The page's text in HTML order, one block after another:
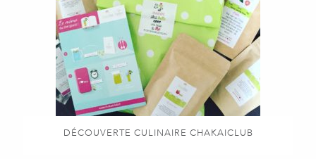
DÉCOUVERTE CULINAIRE CHAKAICLUB